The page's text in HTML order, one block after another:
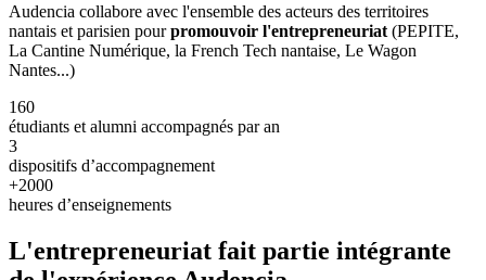
Audencia collabore avec l'ensemble des acteurs des territoires
nantais et parisien pourpromouvoir l'entrepreneuriat (PEPITE,
La Cantine Numérique, la French Tech nantaise, Le Wagon
Nantes...)
160
étudiants et alumni accompagnés par an
3
dispositifs d’accompagnement
+2000
heures d’enseignements
L'entrepreneuriat fait partie intégrante